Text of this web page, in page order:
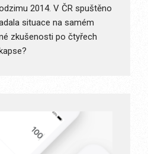
2014. V ČR spuštěno
situace na samém
zkušenosti po čtyřech